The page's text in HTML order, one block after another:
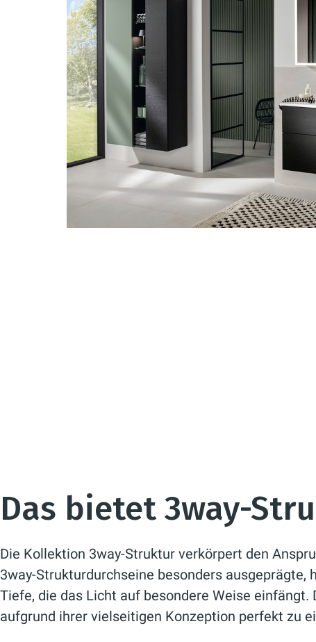
Das bietet 3way-
Die Kollektion 3way-Struktur verkörpert den
3way-Strukturdurchseine besonders
Tiefe, die das Licht auf besondere Weise
aufgrund ihrer vielseitigen Konzeption perfekt zu